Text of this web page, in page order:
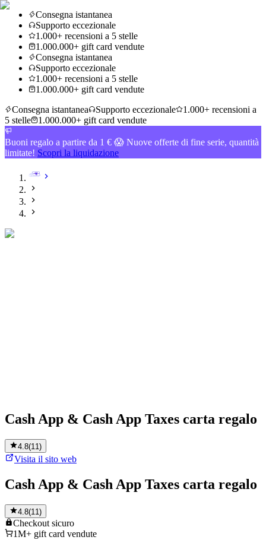
Consegna istantanea
Supporto eccezionale
1.000+ recensioni a 5 stelle
1.000.000+ gift card vendute
Consegna istantanea
Supporto eccezionale
1.000+ recensioni a 5 stelle
1.000.000+ gift card vendute
Consegna istantanea
Supporto eccezionale
1.000+ recensioni a
5 stelle
1.000.000+ gift card vendute
Buoni regalo a partire da 1 € 😱 Nuove offerte di fine serie, quantità
limitate! Scopri la liquidazione
Cash App & Cash App Taxes carta regalo
4.8(11 )
Visita il sito web
Cash App & Cash App Taxes carta regalo
4.8(11)
Checkout sicuro
1M+ gift card vendute